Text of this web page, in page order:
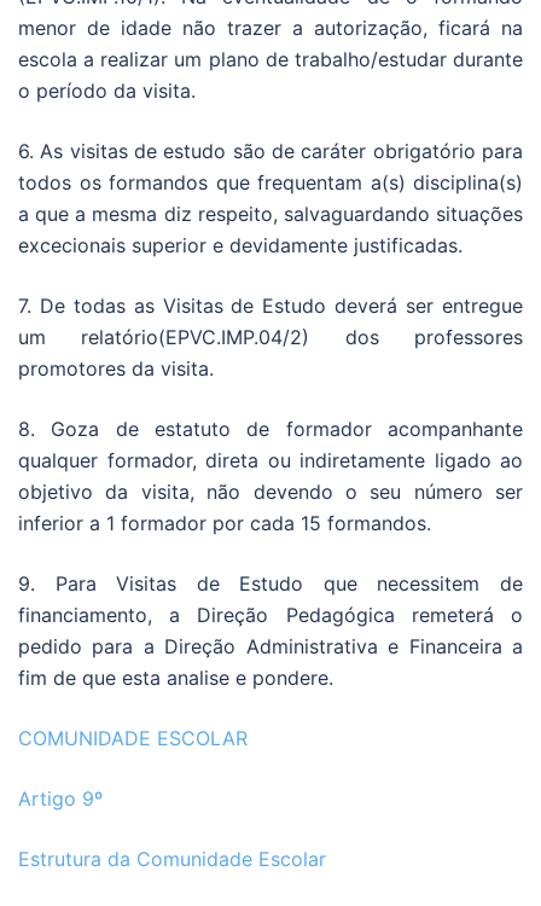
menor de idade não trazer a autorização, ficará na
escola a realizar um plano de trabalho/estudar durante
o período da visita.
6. As visitas de estudo são de caráter obrigatório para
todos os formandos que frequentam a(s) disciplina(s)
a que a mesma diz respeito, salvaguardando situações
excecionais superior e devidamente justificadas.
7. De todas as Visitas de Estudo deverá ser entregue
um relatório(EPVC.IMP.04/2) dos professores
promotores da visita.
8. Goza de estatuto de formador acompanhante
qualquer formador, direta ou indiretamente ligado ao
objetivo da visita, não devendo o seu número ser
inferior a 1 formador por cada 15 formandos.
9. Para Visitas de Estudo que necessitem de
financiamento, a Direção Pedagógica remeterá o
pedido para a Direção Administrativa e Financeira a
fim de que esta analise e pondere.
COMUNIDADE ESCOLAR
Artigo 9º
Estrutura da Comunidade Escolar